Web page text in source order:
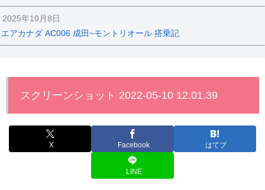
2025年10月8日
エアカナダ AC006 成田~モントリオール 搭乗記
スクリーンショット 2022-05-10 12.01.39
X Facebook はてブ
LINE